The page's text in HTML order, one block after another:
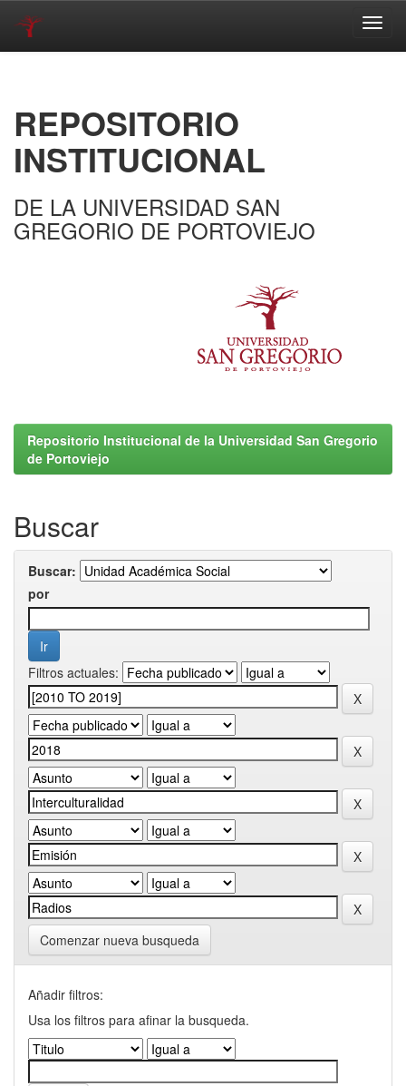
REPOSITORIO
INSTITUCIONAL
DE LA UNIVERSIDAD SAN
GREGORIO DE PORTOVIEJO
Repositorio Institucional de la Universidad San Gregorio
de Portoviejo
Buscar
Buscar:
por
Filtros actuales:
Comenzar nueva busqueda
Añadir filtros:
Usa los filtros para afinar la busqueda.